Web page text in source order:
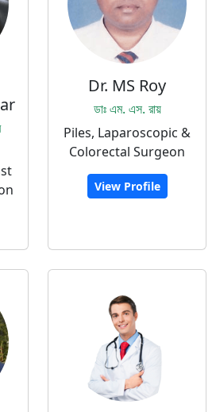
Dr. MS Roy
ডাঃ এম. এস. রায়
Piles, Laparoscopic &
Colorectal Surgeon
View Profile